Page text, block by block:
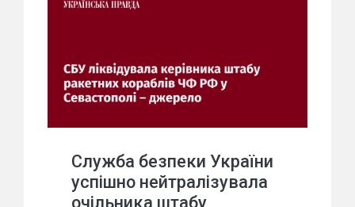
Служба безпеки України
успішно нейтралізувала
очільника штабу